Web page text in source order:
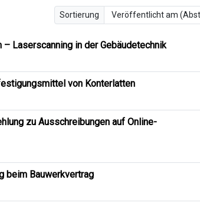
Sortierung
– Laserscanning in der Gebäudetechnik
von Konterlatten
zu Ausschreibungen auf Online-
beim Bauwerkvertrag